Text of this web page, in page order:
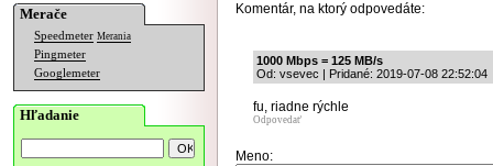
Merače
Speedmeter Merania
Pingmeter
Googlemeter
Hľadanie
Komentár, na ktorý odpovedáte:
1000 Mbps = 125 MB/s
Od: vsevec | Pridané: 2019-07-08 22:52:04
fu, riadne rýchle
Odpovedať
Meno: